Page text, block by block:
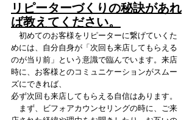
リピーターづくりの秘訣があれ
ば教えてください。
初めてのお客様をリピーターに繋げていくた
めには、自分自身が「次回も来店してもらえる
のが当り前」という意識で臨んでいます。来店
時に、お客様とのコミュニケーションがスムー
ズにできれば、
必ず次回も来店してもらえる自信はあります。
まず、ビフォアカウンセリングの時に、ご来